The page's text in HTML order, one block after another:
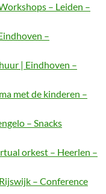
– Leiden –
–
| Eindhoven –
met de kinderen –
– Snacks
orkest – Heerlen –
– Conference